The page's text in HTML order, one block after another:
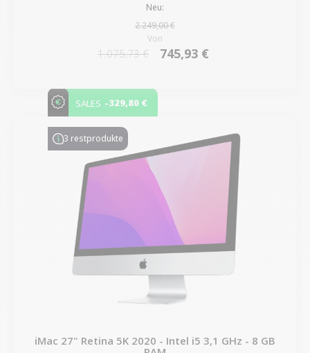
Neu:
2.249,00 €
Von
1.075,73 € 745,93 €
SALES -329,80 €
3 restprodukte
iMac 27" Retina 5K 2020 - Intel i5 3,1 GHz - 8 GB